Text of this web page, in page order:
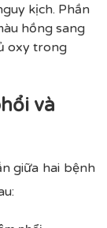
kịch. Phần
hồng sang
oxy trong
và
giữa hai bệnh